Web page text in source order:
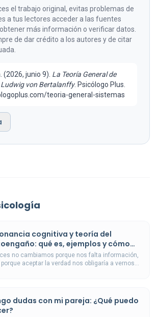
el trabajo original, evitas problemas de
a tus lectores acceder a las fuentes
más información o verificar datos.
de dar crédito a los autores y de citar
(2026, junio 9). La Teoría General de
Ludwig von Bertalanffy. Psicólogo Plus.
teoria-general-sistemas
cognitiva y teoría del
qué es, ejemplos y cómo
no cambiamos porque nos falta información,
aceptar la verdad nos obligaría a vernos
dudas con mi pareja: ¿Qué puedo